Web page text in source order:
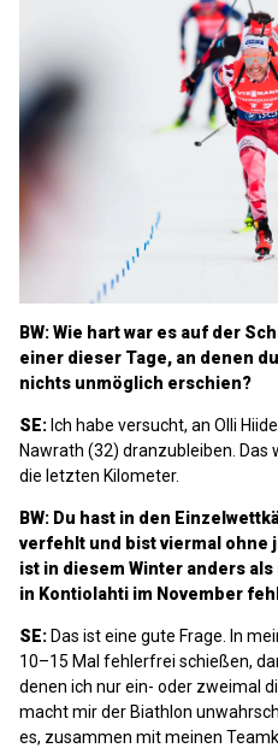
BW: Wie hart war es auf der
einer dieser Tage, an denen
nichts unmöglich erschien?
SE: Ich habe versucht, an Olli
Nawrath (32) dranzubleiben.
die letzten Kilometer.
BW: Du hast in den
verfehlt und bist viermal ohne
ist in diesem Winter anders
in Kontiolahti im November
SE: Das ist eine gute Frage. In
10–15 Mal fehlerfrei schießen,
denen ich nur ein- oder zweimal
macht mir der Biathlon
es, zusammen mit meinen